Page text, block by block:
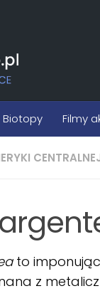
Biotopy Filmy
to
z